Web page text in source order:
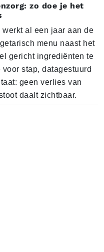
zo doe je het
al een jaar aan de
menu naast het
gericht ingrediënten te
stap, datagestuurd
geen verlies van
daalt zichtbaar.